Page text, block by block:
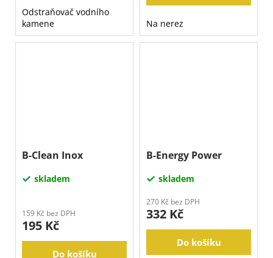
Odstraňovač vodního
kamene
Na nerez
B-Clean Inox
skladem
159 Kč bez DPH
195 Kč
Do košíku
B-Energy Power
skladem
270 Kč bez DPH
332 Kč
Do košíku